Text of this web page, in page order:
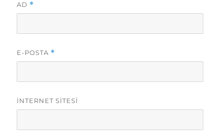
AD *
E-POSTA *
İNTERNET SITESI